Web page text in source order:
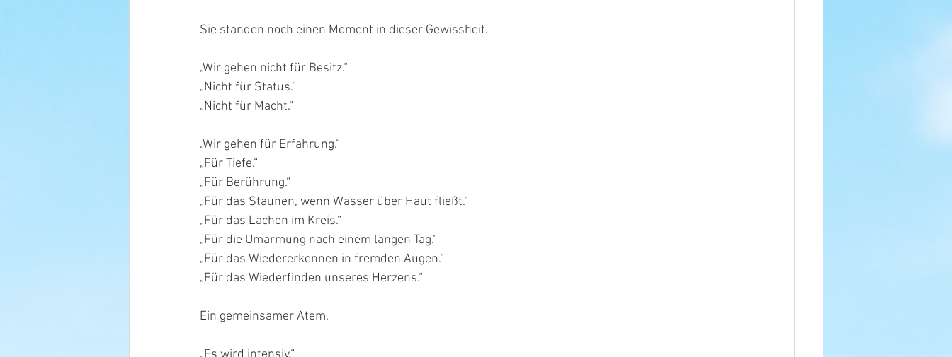
Sie standen noch einen Moment in dieser Gewissheit.
„Wir gehen nicht für Besitz.“
„Nicht für Status.“
„Nicht für Macht.“
„Wir gehen für Erfahrung.“
„Für Tiefe.“
„Für Berührung.“
„Für das Staunen, wenn Wasser über Haut fließt.“
„Für das Lachen im Kreis.“
„Für die Umarmung nach einem langen Tag.“
„Für das Wiedererkennen in fremden Augen.“
„Für das Wiederfinden unseres Herzens.“
Ein gemeinsamer Atem.